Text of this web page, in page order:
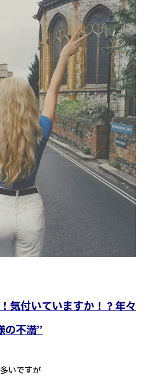
気付いていますか！？年々
の不満”
いですが